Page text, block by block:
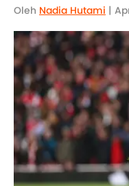
Oleh Nadia Hutami |